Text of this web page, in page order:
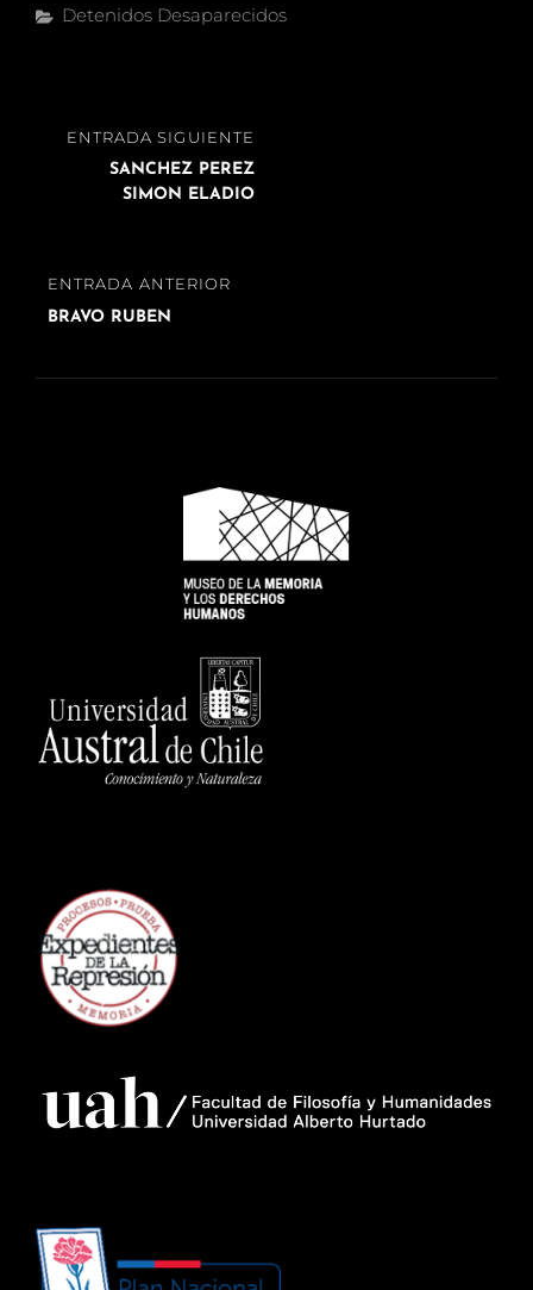
Categorías
Detenidos Desaparecidos
Navegación
entradas
ENTRADA
ANTERIOR
ENTRADA ANTERIOR
BRAVO RUBEN
ENTRADA
SIGUIENTE
ENTRADA SIGUIENTE
SANCHEZ PEREZ
SIMON ELADIO